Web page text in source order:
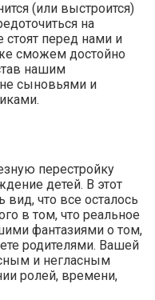
(или выстроится)
на
перед нами и
сможем достойно
нашим
сыновьями и
перестройку
детей. В этот
вид, что все осталось
в том, что реальное
фантазиями о том,
родителями. Вашей
и негласным
ролей, времени,